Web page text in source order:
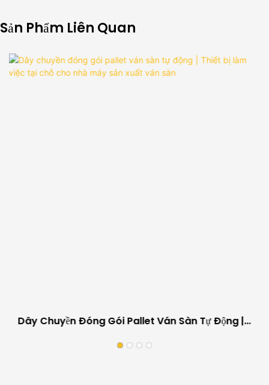
Sản Phẩm Liên Quan
Dây Chuyền Đóng Gói Pallet Ván Sàn Tự Động |